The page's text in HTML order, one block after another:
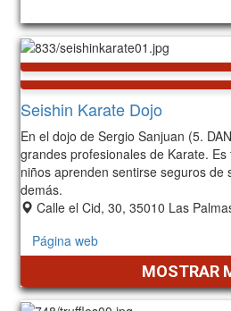
Seishin Karate Dojo
En el dojo de Sergio Sanjuan (5.
grandes profesionales de Karate.
niños aprenden sentirse seguros de
demás.
Calle el Cid, 30, 35010 Las
Página web
MOSTRAR